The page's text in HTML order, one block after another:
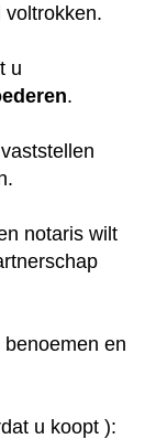
voltrokken.
u
.
notaris wilt
en
u koopt ):